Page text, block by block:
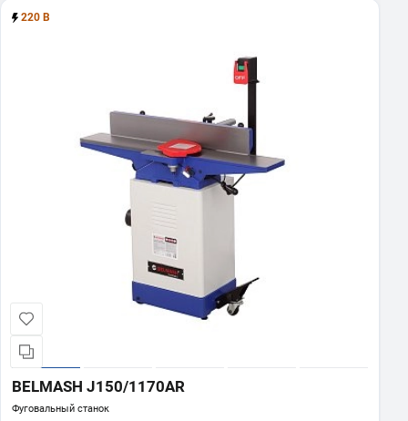
220 В
BELMASH J150/1170AR
Фуговальный станок